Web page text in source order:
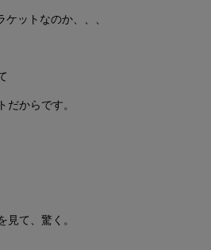
ットなのか、、、
からです。
見て、驚く。